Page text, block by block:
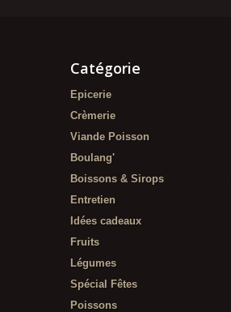
Catégorie
Epicerie
Crèmerie
Viande Poisson
Boulang'
Boissons & Sirops
Entretien
Idées cadeaux
Fruits
Légumes
Spécial Fêtes
Poissons